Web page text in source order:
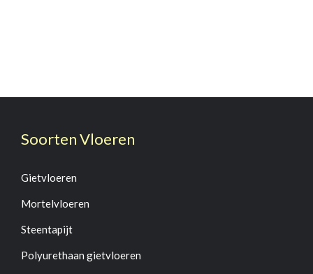
Soorten Vloeren
Gietvloeren
Mortelvloeren
Steentapijt
Polyurethaan gietvloeren